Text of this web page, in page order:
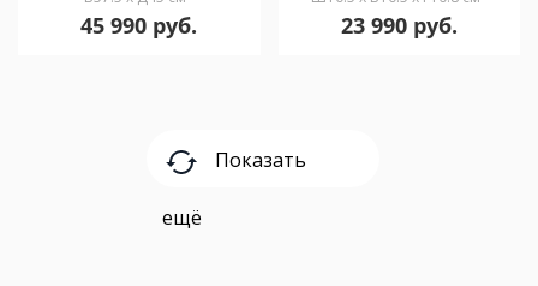
45 990 руб. 23 990 руб.
Показать
ещё